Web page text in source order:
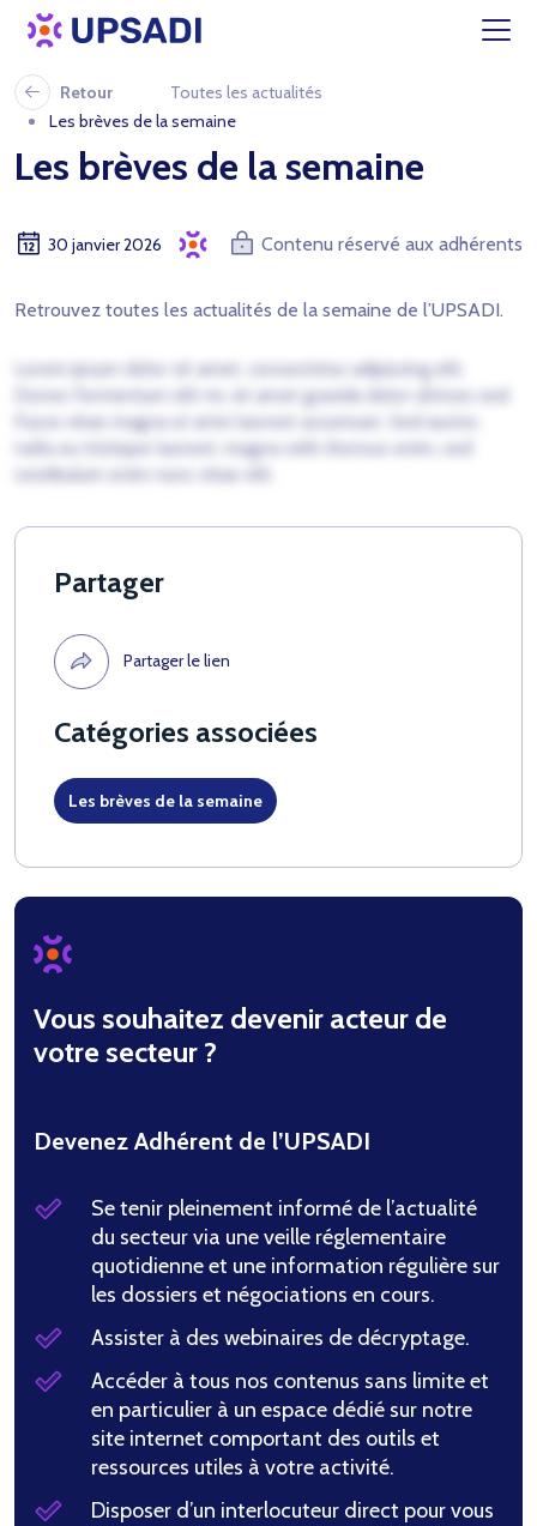
Retour
Toutes les actualités
Les brèves de la semaine
Les brèves de la semaine
30 janvier 2026 Contenu réservé aux adhérents
Retrouvez toutes les actualités de la semaine de l’UPSADI.
Lorem ipsum dolor sit amet, consectetur adipiscing elit.
Donec fermentum elit mi, sit amet gravida dolor ultrices sed.
Fusce vitae magna ut ante laoreet accumsan. Sed auctor,
nulla eu tristique laoreet, magna velit rhoncus enim, sed
vestibulum enim nunc vitae elit.
Partager
Partager le lien
Catégories associées
Les brèves de la semaine
Vous souhaitez devenir acteur de
votre secteur ?
Devenez Adhérent de l’UPSADI
Se tenir pleinement informé de l’actualité
du secteur via une veille réglementaire
quotidienne et une information régulière sur
les dossiers et négociations en cours.
Assister à des webinaires de décryptage.
Accéder à tous nos contenus sans limite et
en particulier à un espace dédié sur notre
site internet comportant des outils et
ressources utiles à votre activité.
Disposer d’un interlocuteur direct pour vous